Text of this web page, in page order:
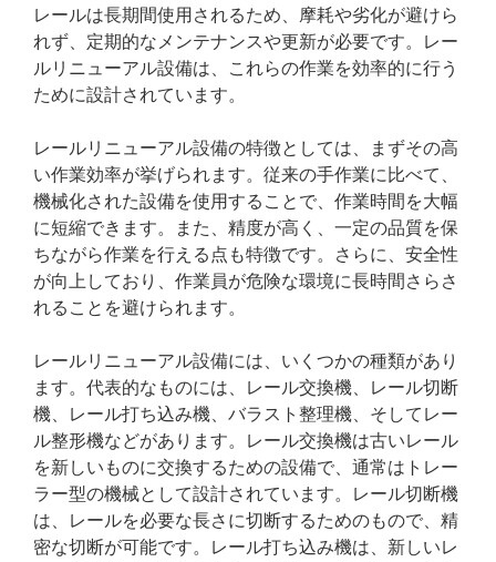
レールは長期間使用されるため、摩耗や劣化が避けら
れず、定期的なメンテナンスや更新が必要です。レー
ルリニューアル設備は、これらの作業を効率的に行う
ために設計されています。
レールリニューアル設備の特徴としては、まずその高
い作業効率が挙げられます。従来の手作業に比べて、
機械化された設備を使用することで、作業時間を大幅
に短縮できます。また、精度が高く、一定の品質を保
ちながら作業を行える点も特徴です。さらに、安全性
が向上しており、作業員が危険な環境に長時間さらさ
れることを避けられます。
レールリニューアル設備には、いくつかの種類があり
ます。代表的なものには、レール交換機、レール切断
機、レール打ち込み機、バラスト整理機、そしてレー
ル整形機などがあります。レール交換機は古いレール
を新しいものに交換するための設備で、通常はトレー
ラー型の機械として設計されています。レール切断機
は、レールを必要な長さに切断するためのもので、精
密な切断が可能です。レール打ち込み機は、新しいレ